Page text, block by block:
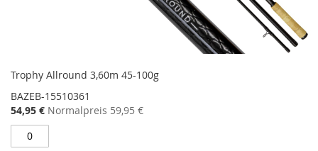
Trophy Allround 3,60m 45-100g
BAZEB-15510361
Sonderangebot
54,95 € Normalpreis 59,95 €